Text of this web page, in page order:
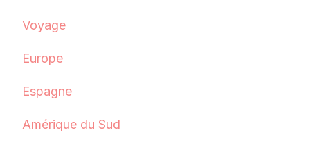
Voyage
Europe
Espagne
Amérique du Sud